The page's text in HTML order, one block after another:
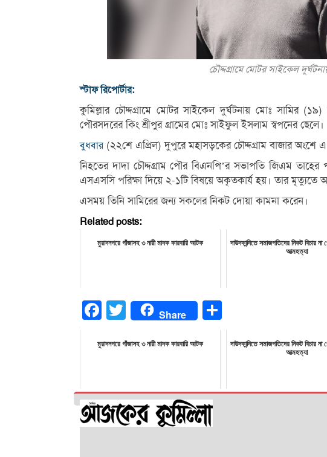
চৌদ্দগ্রামে মোটর সাইকেল
স্টাফ রিপোর্টার:
কুমিল্লার চৌদ্দগ্রামে মোটর সাইকেল দুর্ঘটনায় মোঃ সামির
পৌরসদরের কিং শ্রীপুর গ্রামের মোঃ সাইফুল ইসলাম স্বপনের ছেলে।
বুধবার(২২শে এপ্রিল) দুপুরে মহাসড়কের চৌদ্দগ্রাম বাজার অংশে এ
নিহতের দাদা চৌদ্দগ্রাম পৌর বিএনপি’র সভাপতি জিএম
এসএসসি পরিক্ষা দিয়ে ২-১টি বিষয়ে অকৃতকার্য হয়। তার মৃত্যুতে
এসময় তিনি সামিরের জন্য সকলের নিকট দোয়া কামনা করেন।
Related posts:
মুরাদনগরে গাঁজাসহ ৩ নারী মাদক কারবারি আটক
দাউদকান্দিতে সমাজপতিদের নিকট বিচার না
আত্মহত্যা
Facebook
Twitter Share
মুরাদনগরে গাঁজাসহ ৩ নারী মাদক কারবারি আটক
দাউদকান্দিতে সমাজপতিদের নিকট বিচার না
আত্মহত্যা